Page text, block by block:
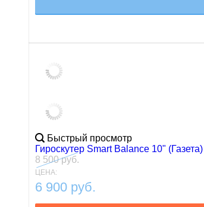
Быстрый просмотр
Гироскутер Smart Balance 10" (Газета)
8 500 руб.
ЦЕНА:
6 900 руб.